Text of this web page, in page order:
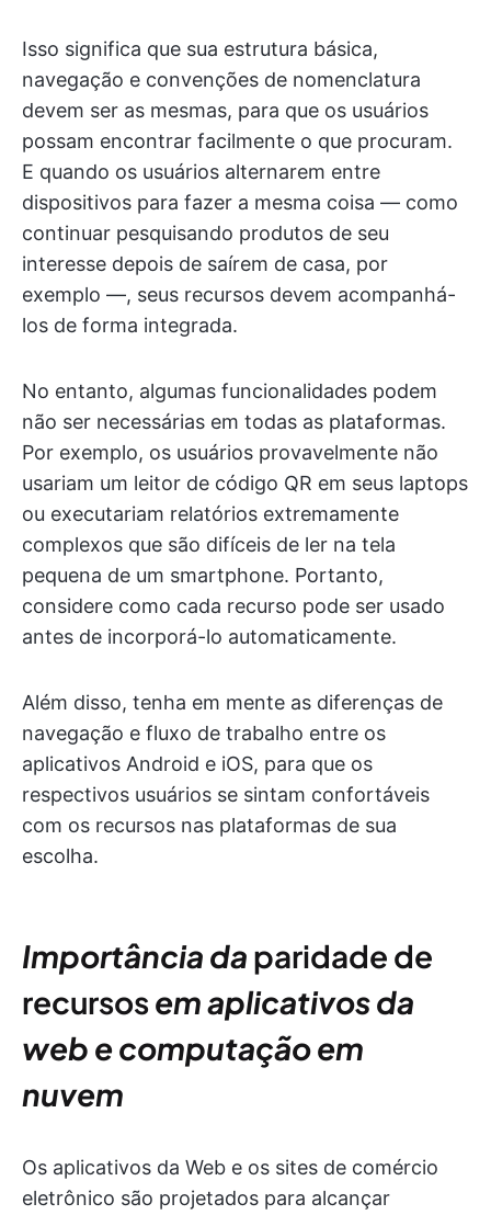
Isso significa que sua estrutura básica,
navegação e convenções de nomenclatura
devem ser as mesmas, para que os usuários
possam encontrar facilmente o que procuram.
E quando os usuários alternarem entre
dispositivos para fazer a mesma coisa — como
continuar pesquisando produtos de seu
interesse depois de saírem de casa, por
exemplo —, seus recursos devem acompanhá-
los de forma integrada.
No entanto, algumas funcionalidades podem
não ser necessárias em todas as plataformas.
Por exemplo, os usuários provavelmente não
usariam um leitor de código QR em seus laptops
ou executariam relatórios extremamente
complexos que são difíceis de ler na tela
pequena de um smartphone. Portanto,
considere como cada recurso pode ser usado
antes de incorporá-lo automaticamente.
Além disso, tenha em mente as diferenças de
navegação e fluxo de trabalho entre os
aplicativos Android e iOS, para que os
respectivos usuários se sintam confortáveis
com os recursos nas plataformas de sua
escolha.
Importância da paridade de
recursosem aplicativos da
web e computação em
nuvem
Os aplicativos da Web e os sites de comércio
eletrônico são projetados para alcançar